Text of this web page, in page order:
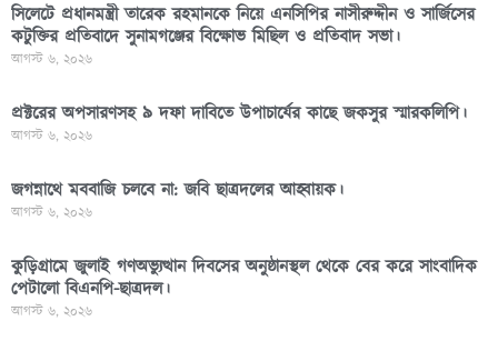
সিলেটে প্রধানমন্ত্রী তারেক রহমানকে নিয়ে এনসিপির নাসীরুদ্দীন ও সার্জিসের
কটুক্তির প্রতিবাদে সুনামগঞ্জের বিক্ষোভ মিছিল ও প্রতিবাদ সভা।
আগস্ট ৬, ২০২৬
প্রক্টরের অপসারণসহ ৯ দফা দাবিতে উপাচার্যের কাছে জকসুর স্মারকলিপি।
আগস্ট ৬, ২০২৬
জগন্নাথে মববাজি চলবে না: জবি ছাত্রদলের আহ্বায়ক।
আগস্ট ৬, ২০২৬
কুড়িগ্রামে জুলাই গণঅভ্যুত্থান দিবসের অনুষ্ঠানস্থল থেকে বের করে সাংবাদিক
পেটালো বিএনপি-ছাত্রদল।
আগস্ট ৬, ২০২৬